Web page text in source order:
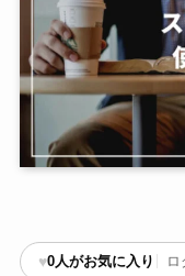
♥0人がお気に入り ロ